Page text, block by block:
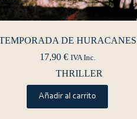
DE HURACANES
17,90 € IVA Inc.
THRILLER
Añadir al carrito